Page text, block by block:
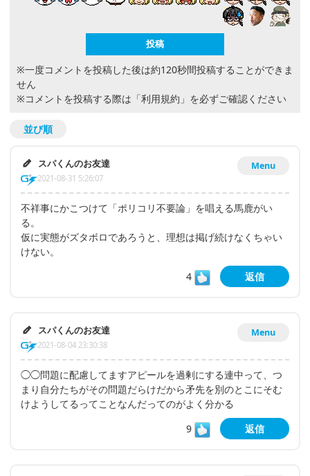
※一度コメントを投稿した後は約120秒間投稿することができま
せん
※コメントを投稿する際は 「利用規約」 を必ずご確認ください
並び順
Menu
スパくんのお友達
2021-08-31 5:26:07
不祥事にかこつけて「ポリコリ不要論」を唱える馬鹿がい
る。
仮に実態がズタボロであろうと、理想は掲げ続けなくちゃい
けない。
4
返信
Menu
スパくんのお友達
2021-08-04 23:30:38
◯◯問題に配慮してますアピールを過剰にする連中って、つ
まり自分たちがその問題だらけだから矛先を別のとこにそむ
けようしてるってことなんだってのがよく分かる
9
返信